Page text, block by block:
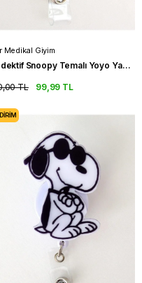
Medikal Giyim
Dedektif Snoopy Temalı Yoyo Yaka Kartlığı
99,99 TL
TL